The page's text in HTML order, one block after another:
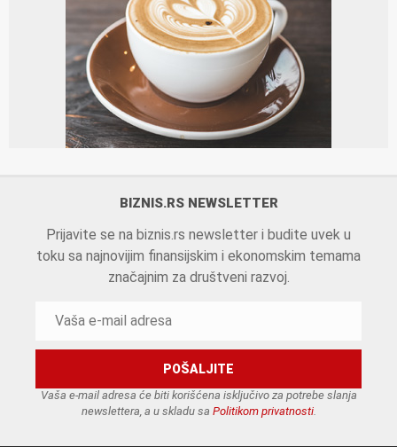
BIZNIS.RS NEWSLETTER
Prijavite se na biznis.rs newsletter i budite uvek u
toku sa najnovijim finansijskim i ekonomskim temama
značajnim za društveni razvoj.
Vaša e-mail adresa će biti korišćena isključivo za potrebe slanja
newslettera, a u skladu sa Politikom privatnosti.